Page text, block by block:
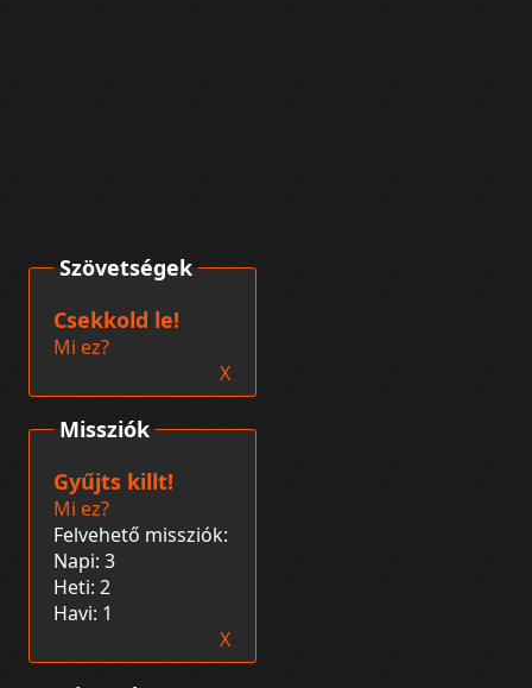
Missziók
Gyűjts killt!
Mi ez?
Felvehető missziók:
Napi: 3
Heti: 2
Havi: 1
X
Szövetségek
Csekkold le!
Mi ez?
X